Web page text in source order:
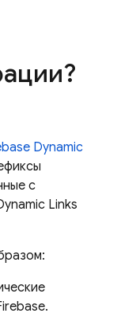
Dynamic
с
Links